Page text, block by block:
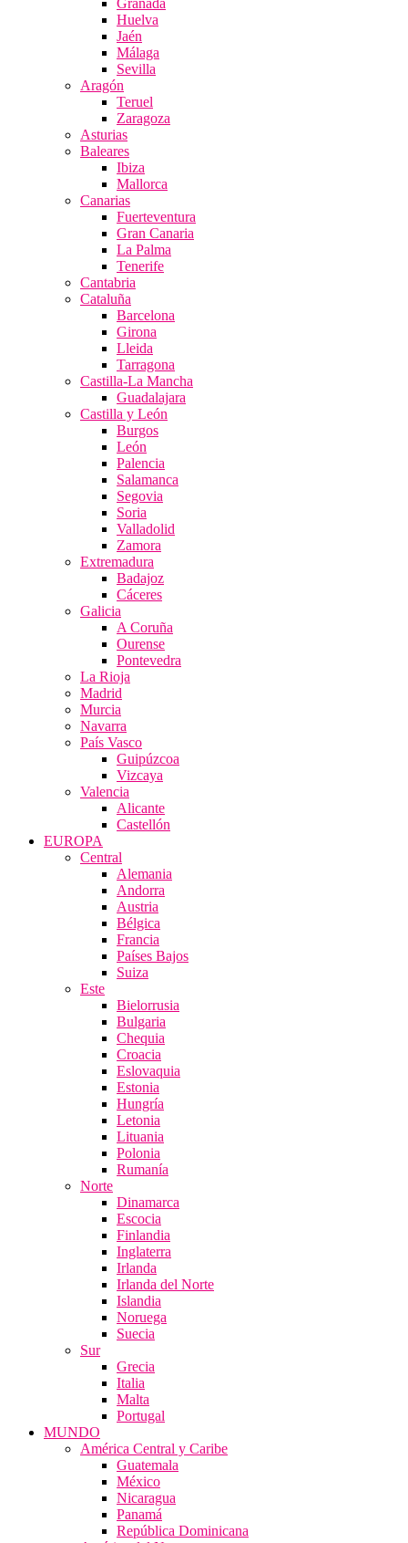
Granada
Huelva
Jaén
Málaga
Sevilla
Aragón
Teruel
Zaragoza
Asturias
Baleares
Ibiza
Mallorca
Canarias
Fuerteventura
Gran Canaria
La Palma
Tenerife
Cantabria
Cataluña
Barcelona
Girona
Lleida
Tarragona
Castilla-La Mancha
Guadalajara
Castilla y León
Burgos
León
Palencia
Salamanca
Segovia
Soria
Valladolid
Zamora
Extremadura
Badajoz
Cáceres
Galicia
A Coruña
Ourense
Pontevedra
La Rioja
Madrid
Murcia
Navarra
País Vasco
Guipúzcoa
Vizcaya
Valencia
Alicante
Castellón
EUROPA
Central
Alemania
Andorra
Austria
Bélgica
Francia
Países Bajos
Suiza
Este
Bielorrusia
Bulgaria
Chequia
Croacia
Eslovaquia
Estonia
Hungría
Letonia
Lituania
Polonia
Rumanía
Norte
Dinamarca
Escocia
Finlandia
Inglaterra
Irlanda
Irlanda del Norte
Islandia
Noruega
Suecia
Sur
Grecia
Italia
Malta
Portugal
MUNDO
América Central y Caribe
Guatemala
México
Nicaragua
Panamá
República Dominicana